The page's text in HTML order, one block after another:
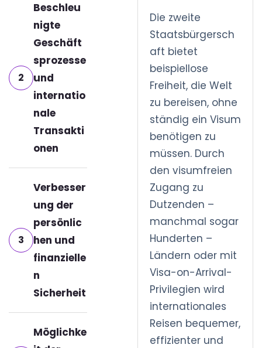
2
Beschleu
nigte
Geschäft
sprozesse
und
internatio
nale
Transakti
onen
3
Verbesser
ung der
persönlic
hen und
finanzielle
n
Sicherheit
Möglichke
Die zweite
Staatsbürgersch
aft bietet
beispiellose
Freiheit, die Welt
zu bereisen, ohne
ständig ein Visum
benötigen zu
müssen. Durch
den visumfreien
Zugang zu
Dutzenden –
manchmal sogar
Hunderten –
Ländern oder mit
Visa-on-Arrival-
Privilegien wird
internationales
Reisen bequemer,
effizienter und